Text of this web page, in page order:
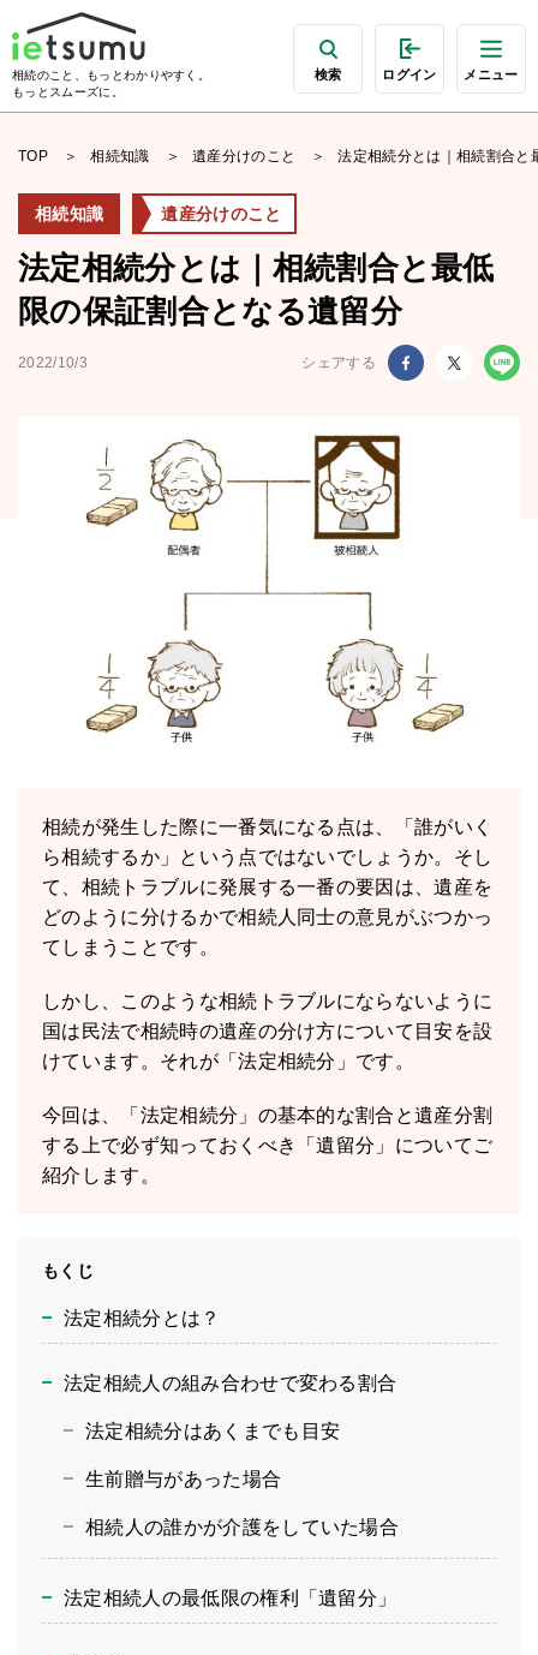
相続のこと、もっとわかりやすく。
もっとスムーズに。
検索 ログイン メニュー
TOP 相続知識 遺産分けのこと 法定相続分とは｜相続割合と
相続知識 遺産分けのこと
法定相続分とは｜相続割合と最低
限の保証割合となる遺留分
2022/10/3 シェアする
相続が発生した際に一番気になる点は、「誰がいく
ら相続するか」という点ではないでしょうか。そし
て、相続トラブルに発展する一番の要因は、遺産を
どのように分けるかで相続人同士の意見がぶつかっ
てしまうことです。
しかし、このような相続トラブルにならないように
国は民法で相続時の遺産の分け方について目安を設
けています。それが「法定相続分」です。
今回は、「法定相続分」の基本的な割合と遺産分割
する上で必ず知っておくべき「遺留分」についてご
紹介します。
もくじ
法定相続分とは？
法定相続人の組み合わせで変わる割合
法定相続分はあくまでも目安
生前贈与があった場合
相続人の誰かが介護をしていた場合
法定相続人の最低限の権利「遺留分」